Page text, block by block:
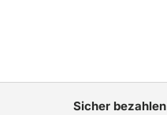
Sicher bezahlen